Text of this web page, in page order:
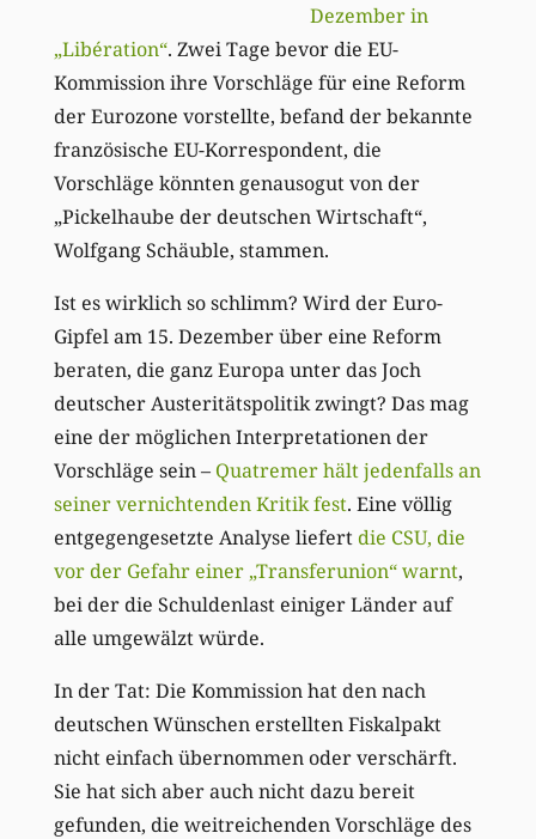
Dezember in
„Libération“. Zwei Tage bevor die EU-
Kommission ihre Vorschläge für eine Reform
der Eurozone vorstellte, befand der bekannte
französische EU-Korrespondent, die
Vorschläge könnten genausogut von der
„Pickelhaube der deutschen Wirtschaft“,
Wolfgang Schäuble, stammen.
Ist es wirklich so schlimm? Wird der Euro-
Gipfel am 15. Dezember über eine Reform
beraten, die ganz Europa unter das Joch
deutscher Austeritätspolitik zwingt? Das mag
eine der möglichen Interpretationen der
Vorschläge sein – Quatremer hält jedenfalls an
seiner vernichtenden Kritik fest. Eine völlig
entgegengesetzte Analyse liefertdie CSU, die
vor der Gefahr einer „Transferunion“ warnt,
bei der die Schuldenlast einiger Länder auf
alle umgewälzt würde.
In der Tat: Die Kommission hat den nach
deutschen Wünschen erstellten Fiskalpakt
nicht einfach übernommen oder verschärft.
Sie hat sich aber auch nicht dazu bereit
gefunden, die weitreichenden Vorschläge des